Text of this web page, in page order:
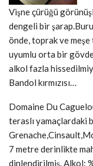
Vişne çürüğü
dengeli bir
önde, toprak ve
uyumlu orta bir
alkol fazla
Bandol kırmızısı…
Domaine Du
teraslı yamaçlardaki
7 metre derinlikte
dinlendirilmiş. Alkol: